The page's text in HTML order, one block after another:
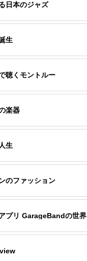
日本のジャズ
生
聴くモントルー
楽器
生
のファッション
プリ GarageBandの世界